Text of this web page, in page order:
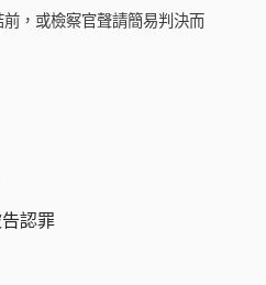
，或檢察官聲請簡易判決而
告認罪